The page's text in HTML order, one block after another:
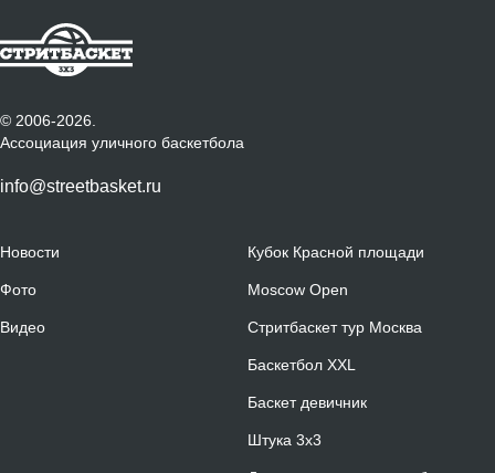
© 2006-2026.
Ассоциация уличного баскетбола
info@streetbasket.ru
Новости
Фото
Видео
Кубок Красной площади
Moscow Open
Стритбаскет тур Москва
Баскетбол XXL
Баскет девичник
Штука 3х3